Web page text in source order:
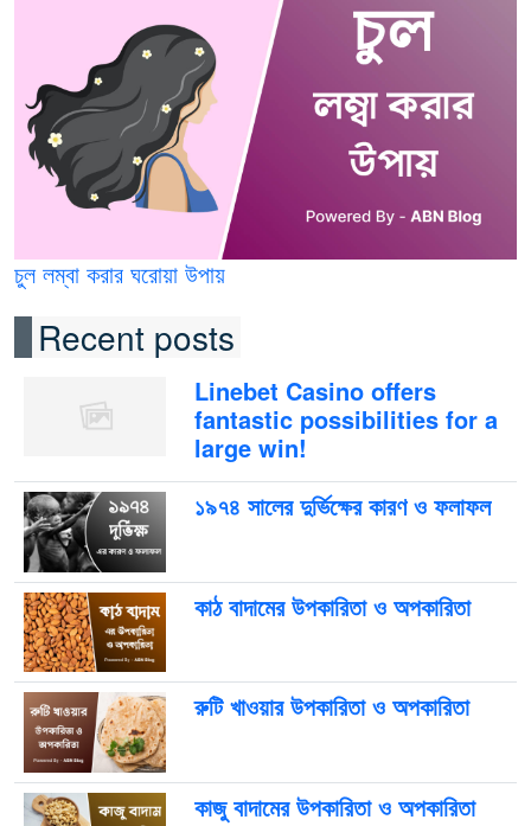
চুল লম্বা করার ঘরোয়া উপায়
Recent posts
Linebet Casino offers
fantastic possibilities for a
large win!
১৯৭৪ সালের দুর্ভিক্ষের কারণ ও ফলাফল
কাঠ বাদামের উপকারিতা ও অপকারিতা
রুটি খাওয়ার উপকারিতা ও অপকারিতা
কাজু বাদামের উপকারিতা ও অপকারিতা